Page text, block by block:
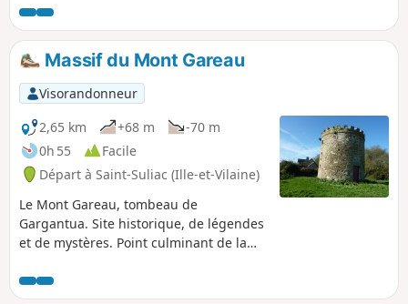
au Nord un large panorama sur Saint-
Suliac et au Sud sur l'Anse de Vigneux
d'où émergent, à marée basse, les
fondations d'un ancien camp viking.
Massif du Mont Gareau
Visorandonneur
2,65 km
+68 m
-70 m
0h 55
Facile
Départ à Saint-Suliac (Ille-et-Vilaine)
Le Mont Gareau, tombeau de
Gargantua. Site historique, de légendes
et de mystères. Point culminant de la
magnifique panorama à 360° ! On
surplombe Saint-Suliac, classé parmi les